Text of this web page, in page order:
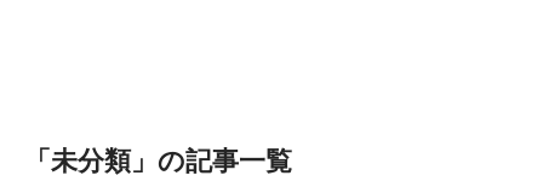
「未分類」の記事一覧